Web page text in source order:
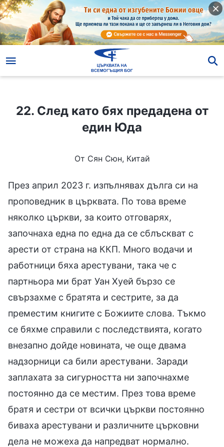
22. След като бях предадена от един Юда
22. След като бях предадена от
един Юда
От Сян Сюн, Китай
През април 2023 г. изпълнявах дълга си на
проповедник в църквата. По това време
няколко църкви, за които отговарях,
започнаха една по една да се сблъскват с
арести от страна на ККП. Много водачи и
работници бяха арестувани, така че с
партньора ми брат Уан Хуей бързо се
свързахме с братята и сестрите, за да
преместим книгите с Божиите слова. Тъкмо
се бяхме справили с последствията, когато
внезапно дойде новината, че още двама
надзорници са били арестувани. Заради
заплахата за сигурността ни започнахме
постоянно да се местим. През това време
братя и сестри от всички църкви постоянно
биваха арестувани и различните църковни
дела не можеха да напредват нормално.